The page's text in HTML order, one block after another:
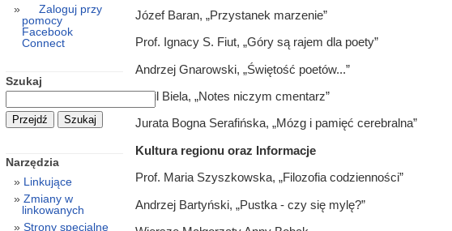
Józef Baran, „Przystanek marzenie”
Prof. Ignacy S. Fiut, „Góry są rajem dla poety”
Andrzej Gnarowski, „Świętość poetów...”
Emil Biela, „Notes niczym cmentarz”
Jurata Bogna Serafińska, „Mózg i pamięć cerebralna”
Kultura regionu oraz Informacje
Prof. Maria Szyszkowska, „Filozofia codzienności”
Andrzej Bartyński, „Pustka - czy się mylę?”
Zaloguj przy
pomocy
Facebook
Connect
Szukaj
Narzędzia
Linkujące
Zmiany w
linkowanych
Strony specjalne